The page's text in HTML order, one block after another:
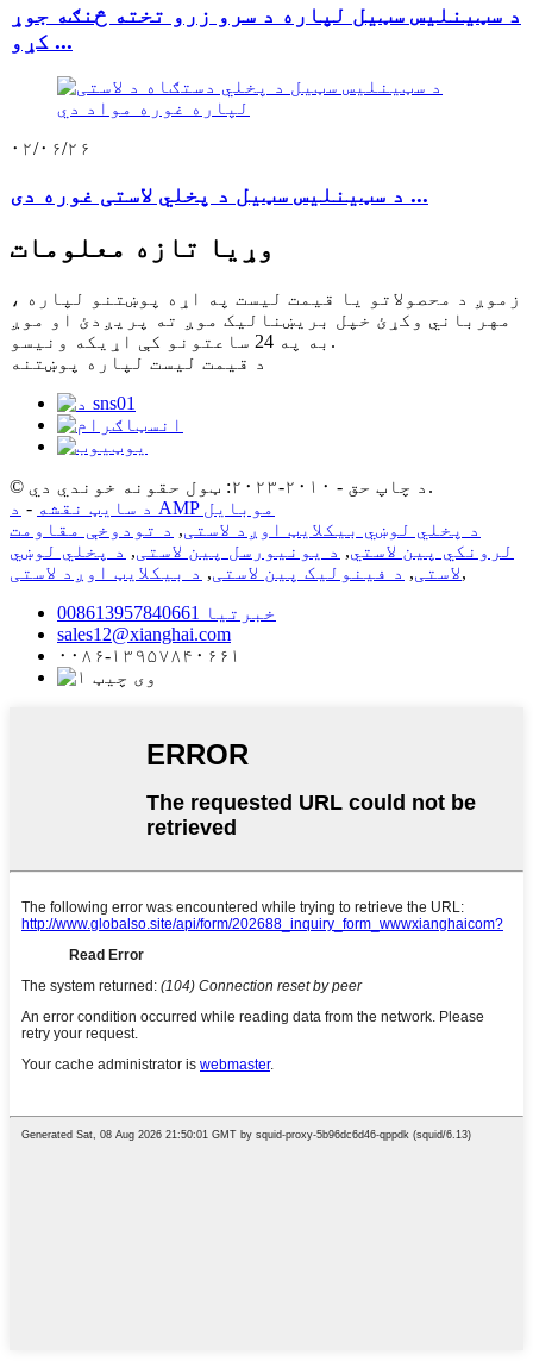
د سټینلیس سټیل لپاره د سرو زرو تخته څنګه جوړ
کړو ...
۰۲/۰۶/۲۶
د سټینلیس سټیل د پخلي لاستی غوره دی ...
وړیا تازه معلومات
زموږ د محصولاتو یا قیمت لیست په اړه پوښتنو لپاره ،
مهرباني وکړئ خپل بریښنالیک موږ ته پریږدئ او موږ
به په 24 ساعتونو کې اړیکه ونیسو.
د قیمت لیست لپاره پوښتنه
© د چاپ حق - ۲۰۱۰-۲۰۲۳: ټول حقونه خوندي دي.
د سایټ نقشه -
د AMP موبایل
د پخلي لوښي بیکلایټ اوږد لاستی, د تودوخې مقاومت
لرونکي پین لاستي, د یونیورسل پین لاستی, د پخلي لوښي
لاستی, د فینولیک پین لاستی, د بیکلایټ اوږد لاستی
,
008613957840661 خبرتیا
sales12@xianghai.com
۰۰۸۶-۱۳۹۵۷۸۴۰۶۶۱